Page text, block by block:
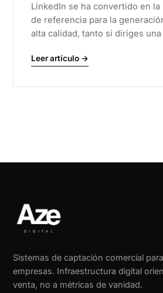
LinkedIn se ha convertido en la
de referencia para la
alta calidad, tanto si diriges
Leer artículo →
Sistemas de captación comercial para
empresas. Infraestructura digital
venta, no a métricas de vanidad.